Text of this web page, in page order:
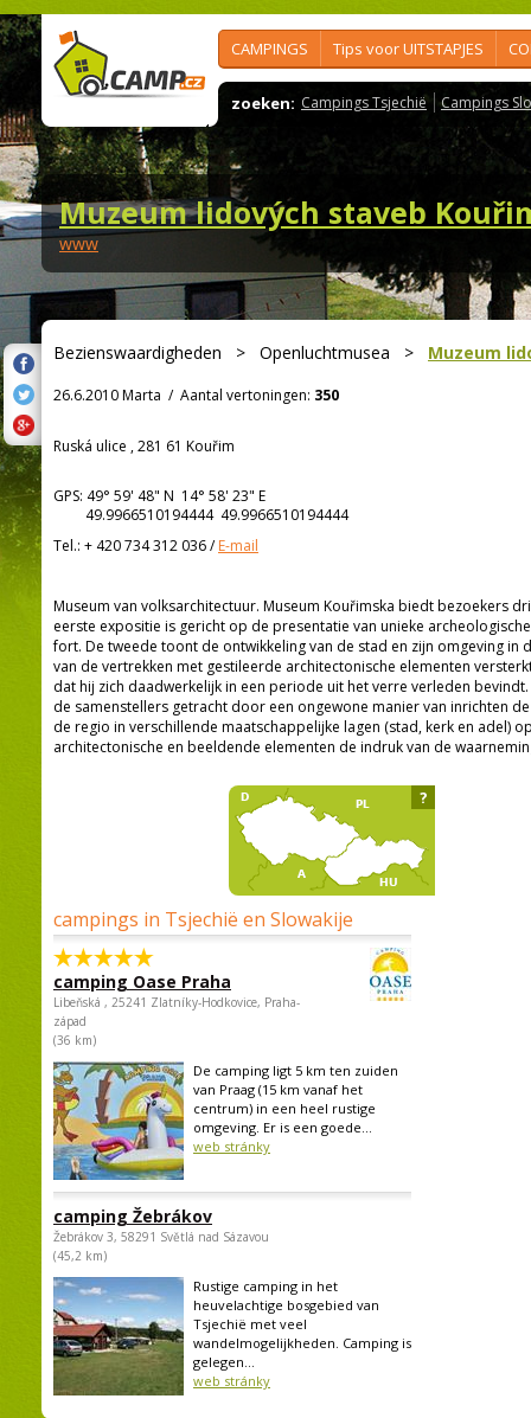
CAMPINGS Tips voor UITSTAPJES
zoeken: Campings Tsjechië Campings
Muzeum lidových staveb
www
Bezienswaardigheden > Openluchtmusea > Muzeum
26.6.2010 Marta / Aantal vertoningen: 350
Ruská ulice , 281 61 Kouřim
GPS: 49° 59' 48" N 14° 58' 23" E
49.9966510194444 49.9966510194444
Tel.: + 420 734 312 036/E-mail
Museum van volksarchitectuur. Museum Kouřimska biedt bezoekers
eerste expositie is gericht op de presentatie van unieke
fort. De tweede toont de ontwikkeling van de stad en zijn omgeving in
van de vertrekken met gestileerde architectonische elementen
dat hij zich daadwerkelijk in een periode uit het verre verleden
de samenstellers getracht door een ongewone manier van inrichten
de regio in verschillende maatschappelijke lagen (stad, kerk en adel)
architectonische en beeldende elementen de indruk van de
campings in Tsjechië en Slowakije
camping Oase Praha
Libeňská , 25241 Zlatníky-Hodkovice, Praha-
západ
(36 km)
De camping ligt 5 km ten zuiden
van Praag (15 km vanaf het
centrum) in een heel rustige
omgeving. Er is een goede...
web stránky
camping Žebrákov
Žebrákov 3, 58291 Světlá nad Sázavou
(45,2 km)
Rustige camping in het
heuvelachtige bosgebied van
Tsjechië met veel
wandelmogelijkheden. Camping is
gelegen...
web stránky
?